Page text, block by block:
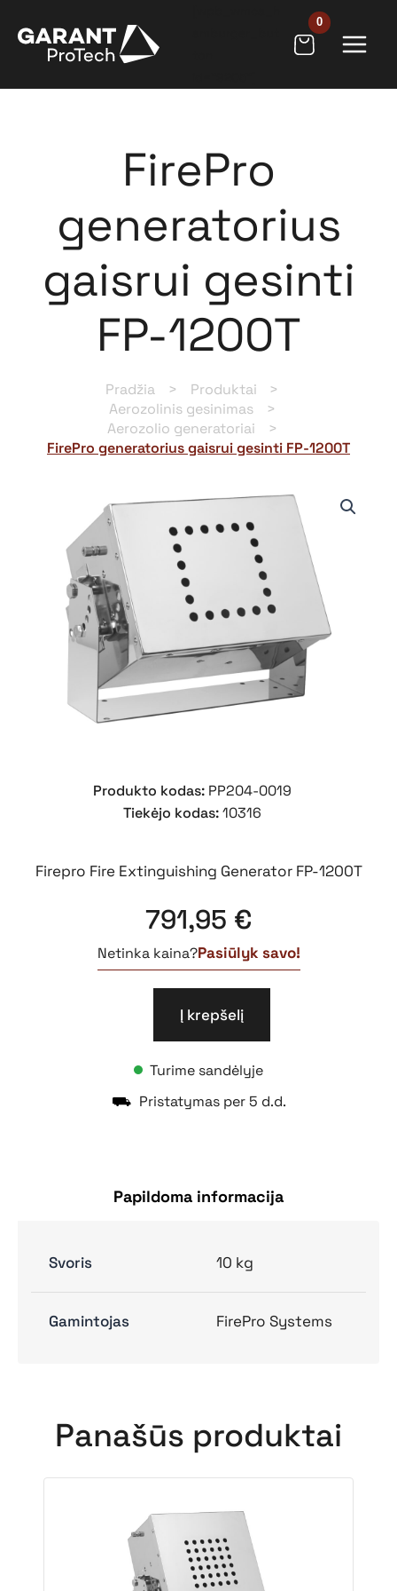
prie
FirePro
generatorius
gaisrui gesinti
FP-1200T
Pradžia
Produktai
Aerozolinis gesinimas
Aerozolio generatoriai
FirePro generatorius gaisrui gesinti FP-1200T
Produkto kodas: PP204-0019
Tiekėjo kodas:10316
Firepro Fire Extinguishing Generator FP-1200T
791,95 €
Netinka kaina?Pasiūlyk savo!
produkto
kiekis:
generatorius
gaisrui
gesinti
Į krepšelį
Turime sandėlyje
⛟ Pristatymas per 5 d.d.
Papildoma informacija
Svoris 10 kg
Gamintojas FirePro Systems
Panašūs produktai